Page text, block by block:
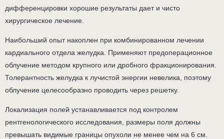
дифференцировки хорошие результаты дает и чисто
хирургическое лечение.
Наибольший опыт накоплен при комбинированном лечении
кардиального отдела желудка. Применяют предоперационное
облучение методом крупного или дробного фракционирования.
Толерантность желудка к лучистой энергии невелика, поэтому
облучение целесообразно проводить через решетку.
Локализация полей устанавливается под контролем
рентгенологического исследования, размеры поля должны
превышать видимые границы опухоли не менее чем на 6 см.